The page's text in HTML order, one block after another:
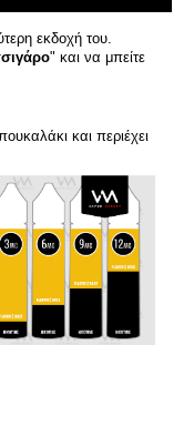
εκδοχή του.
" και να μπείτε
και περιέχει